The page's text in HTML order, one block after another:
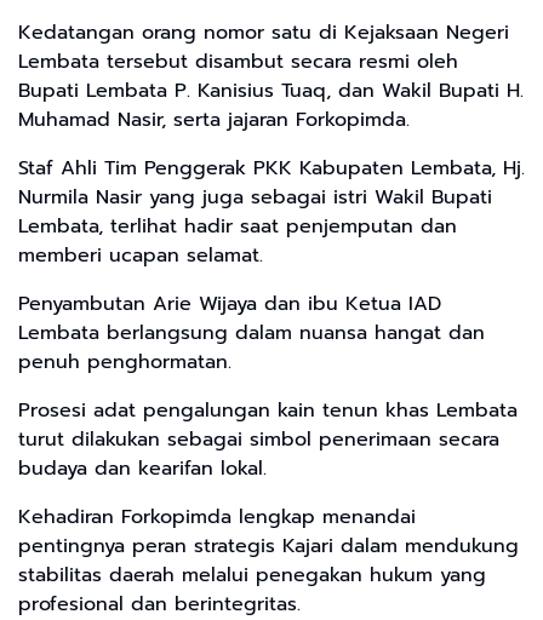
Kedatangan orang nomor satu di Kejaksaan Negeri
Lembata tersebut disambut secara resmi oleh
Bupati Lembata P. Kanisius Tuaq, dan Wakil Bupati H.
Muhamad Nasir, serta jajaran Forkopimda.
Staf Ahli Tim Penggerak PKK Kabupaten Lembata, Hj.
Nurmila Nasir yang juga sebagai istri Wakil Bupati
Lembata, terlihat hadir saat penjemputan dan
memberi ucapan selamat.
Penyambutan Arie Wijaya dan ibu Ketua IAD
Lembata berlangsung dalam nuansa hangat dan
penuh penghormatan.
Prosesi adat pengalungan kain tenun khas Lembata
turut dilakukan sebagai simbol penerimaan secara
budaya dan kearifan lokal.
Kehadiran Forkopimda lengkap menandai
pentingnya peran strategis Kajari dalam mendukung
stabilitas daerah melalui penegakan hukum yang
profesional dan berintegritas.